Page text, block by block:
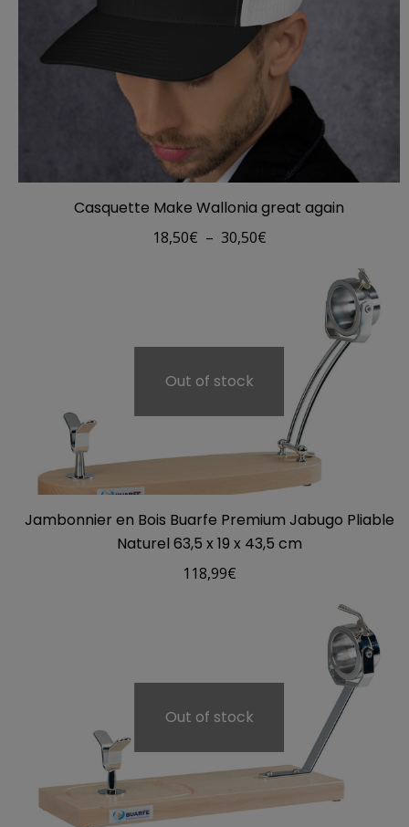
Casquette Make Wallonia great again
18,50€ – 30,50€Plage
Out of stock
Jambonnier en Bois Buarfe Premium Jabugo Pliable
Naturel 63,5 x 19 x 43,5 cm
118,99€
Out of stock